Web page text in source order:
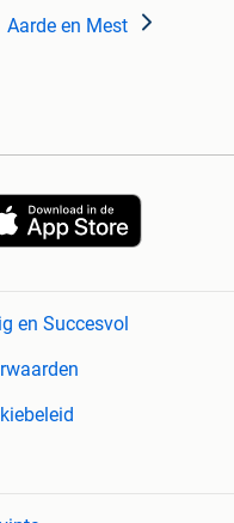
Aarde en Mest
en Succesvol